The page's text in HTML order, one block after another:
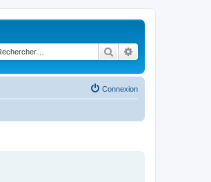
Rechercher
Connexion